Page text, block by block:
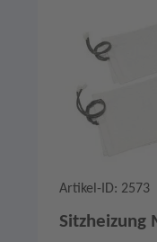
Artikel-ID: 2573
Sitzheizung